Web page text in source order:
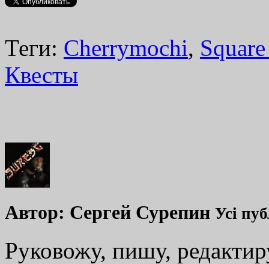
Теги: Cherrymochi,
Квесты
Автор: Сергей Сурепин Усі
Руковожу, пишу,